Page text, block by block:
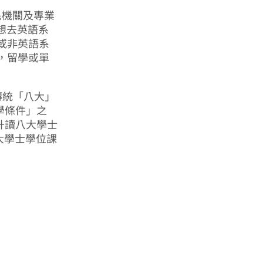
關及專業
去英語系
非英語系
留學或單
「八大」
條件」之
讀八大學士
學士學位課